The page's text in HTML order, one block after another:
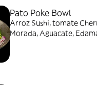
Pato Poke Bowl
Arroz Sushi, tomate
Morada, Aguacate,